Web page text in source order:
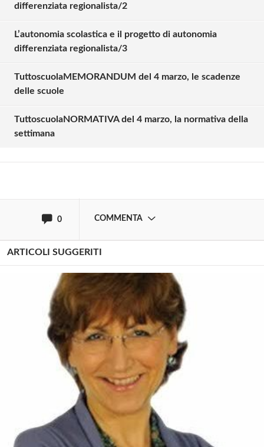
differenziata regionalista/2
L’autonomia scolastica e il progetto di autonomia
differenziata regionalista/3
TuttoscuolaMEMORANDUM del 4 marzo, le scadenze
delle scuole
TuttoscuolaNORMATIVA del 4 marzo, la normativa della
settimana
0 COMMENTA
Solo gli utenti registrati possono
Effettua il
ARTICOLI SUGGERITI